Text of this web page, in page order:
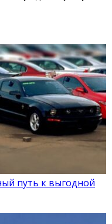
путь к выгодной